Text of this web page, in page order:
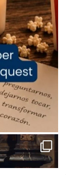
lloc la
al
i als
Joan
i l’ha